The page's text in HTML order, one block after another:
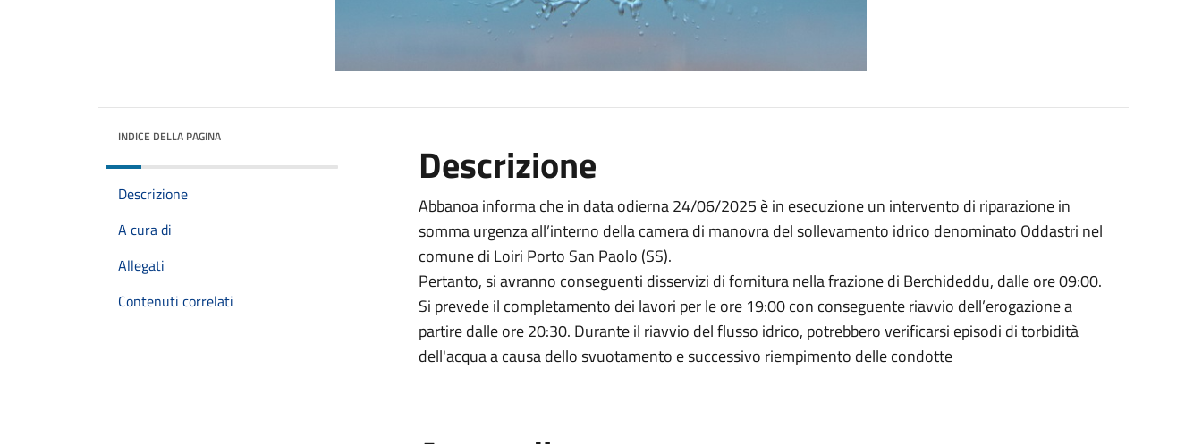
INDICE DELLA PAGINA
Descrizione
A cura di
Allegati
Contenuti correlati
Descrizione
Abbanoa informa che in data odierna 24/06/2025 è in esecuzione un intervento di riparazione in
somma urgenza all’interno della camera di manovra del sollevamento idrico denominato Oddastri nel
comune di Loiri Porto San Paolo (SS).
Pertanto, si avranno conseguenti disservizi di fornitura nella frazione di Berchideddu, dalle ore 09:00.
Si prevede il completamento dei lavori per le ore 19:00 con conseguente riavvio dell’erogazione a
partire dalle ore 20:30. Durante il riavvio del flusso idrico, potrebbero verificarsi episodi di torbidità
dell'acqua a causa dello svuotamento e successivo riempimento delle condotte